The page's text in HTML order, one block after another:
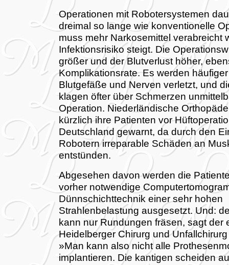
Operationen mit Robotersystemen
dreimal so lange wie konventionelle
muss mehr Narkosemittel verabreicht
Infektionsrisiko steigt. Die
größer und der Blutverlust höher,
Komplikationsrate. Es werden
Blutgefäße und Nerven verletzt, und
klagen öfter über Schmerzen
Operation. Niederländische
kürzlich ihre Patienten vor
Deutschland gewarnt, da durch den
Robotern irreparable Schäden an
entstünden.
Abgesehen davon werden die
vorher notwendige
Dünnschichttechnik einer sehr hohen
Strahlenbelastung ausgesetzt. Und:
kann nur Rundungen fräsen, sagt der
Heidelberger Chirurg und
»Man kann also nicht alle
implantieren. Die kantigen scheiden